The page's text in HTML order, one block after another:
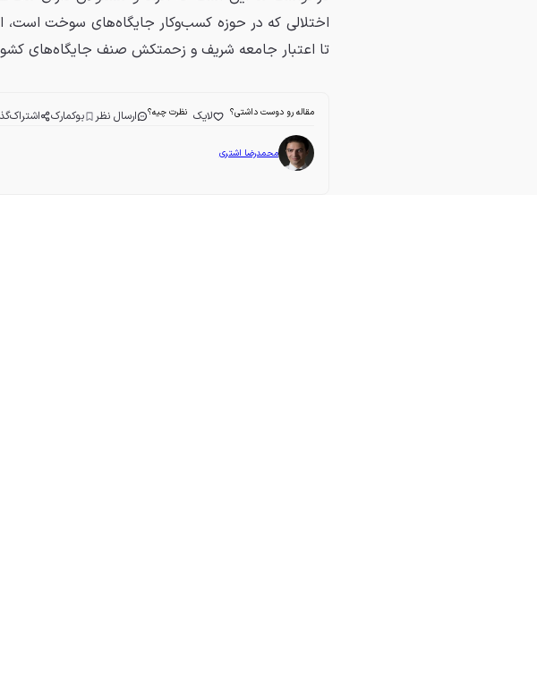
اختلالی که در حوزه کسب‌و‌کار جایگاه‌های سوخت است،
تا اعتبار جامعه شریف و زحمتکش صنف جایگاه‌های
مقاله رو دوست داشتی؟ لایک نظرت چیه؟ ارسال نظر بوکمارک
محمدرضا اشتری